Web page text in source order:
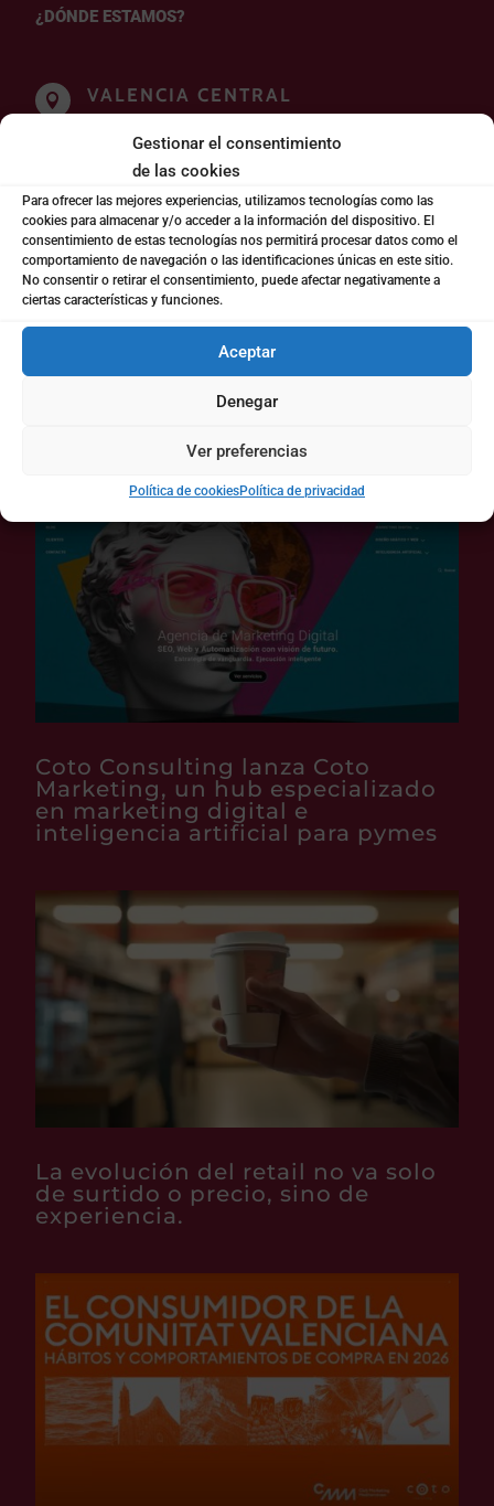
Gestionar el consentimiento
de las cookies
Para ofrecer las mejores experiencias, utilizamos tecnologías como las
cookies para almacenar y/o acceder a la información del dispositivo. El
consentimiento de estas tecnologías nos permitirá procesar datos como el
comportamiento de navegación o las identificaciones únicas en este sitio.
No consentir o retirar el consentimiento, puede afectar negativamente a
ciertas características y funciones.
Aceptar
Denegar
Ver preferencias
Política de cookiesPolítica de privacidad
¿DÓNDE ESTAMOS?
 VALENCIA CENTRAL
 MADRID
Calle Hermosilla 48, 1º derecha 28001, Madrid
 ALICANTE
C/ Sant Josep, 23. bajo. 03760 Ondara.
Coto Consulting lanza Coto
Marketing, un hub especializado
en marketing digital e
inteligencia artificial para pymes
La evolución del retail no va solo
de surtido o precio, sino de
experiencia.